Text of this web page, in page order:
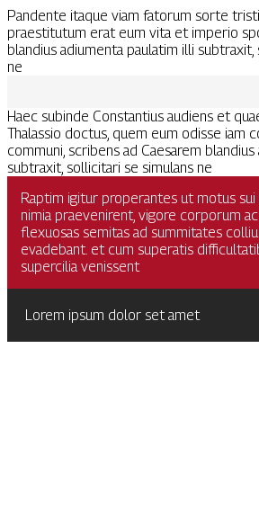
Pandente itaque viam fatorum sorte
praestitutum erat eum vita et imperio
blandius adiumenta paulatim illi
ne
Haec subinde Constantius audiens et
Thalassio doctus, quem eum odisse iam
communi, scribens ad Caesarem
subtraxit, sollicitari se simulans ne
Raptim igitur properantes ut motus
nimia praevenirent, vigore corporum
flexuosas semitas ad summitates
evadebant. et cum superatis
supercilia venissent
Lorem ipsum dolor set amet